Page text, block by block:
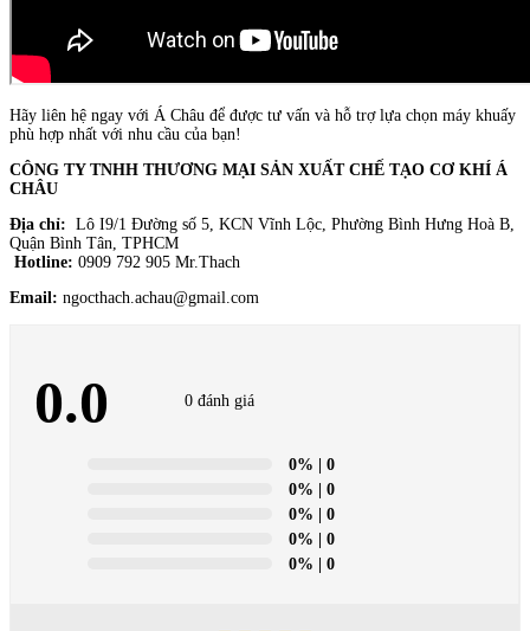
Hãy liên hệ ngay với Á Châu để được tư vấn và hỗ trợ lựa chọn máy khuấy
phù hợp nhất với nhu cầu của bạn!
CÔNG TY TNHH THƯƠNG MẠI SẢN XUẤT CHẾ TẠO CƠ KHÍ Á
CHÂU
Địa chỉ: Lô I9/1 Đường số 5, KCN Vĩnh Lộc, Phường Bình Hưng Hoà B,
Quận Bình Tân, TPHCM
Hotline: 0909 792 905 Mr.Thach
Email: ngocthach.achau@gmail.com
0.0 0 đánh giá
0% | 0
0% | 0
0% | 0
0% | 0
0% | 0